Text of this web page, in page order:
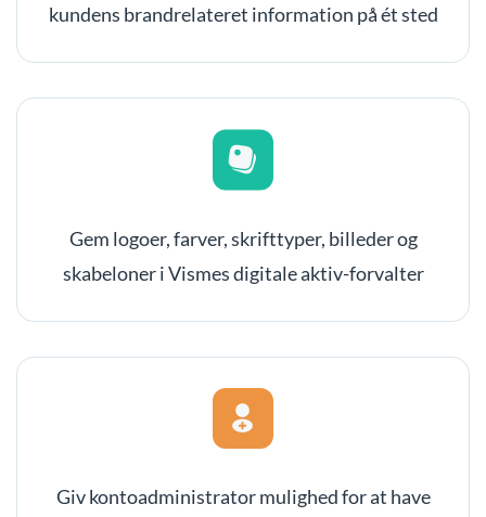
kundens brandrelateret information på ét sted
Gem logoer, farver, skrifttyper, billeder og
skabeloner i Vismes digitale aktiv-forvalter
Giv kontoadministrator mulighed for at have